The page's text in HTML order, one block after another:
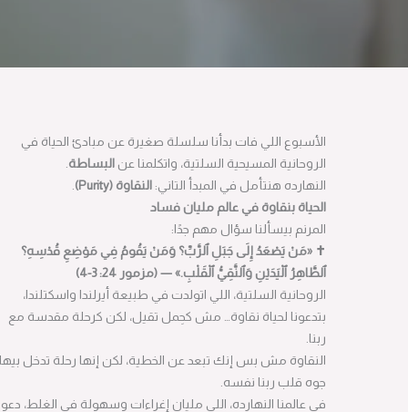
الأسبوع اللي فات بدأنا سلسلة صغيرة عن مبادئ الحياة في
الروحانية المسيحية السلتية، واتكلمنا عنالبساطة.
النهارده هنتأمل في المبدأ التاني:النقاوة (Purity)
.
الحياة بنقاوة في عالم مليان فساد
المرنم بيسألنا سؤال مهم جدًا:
«مَنْ يَصْعَدُ إِلَى جَبَلِ ٱلرَّبِّ؟ وَمَنْ يَقُومُ فِي مَوْضِعِ قُدْسِهِ؟
ٱلطَّاهِرُ ٱلْيَدَيْنِ وَٱلنَّقِيُّ ٱلْقَلْبِ.» — (مزمور 24: 3-4)
الروحانية السلتية، اللي اتولدت في طبيعة أيرلندا واسكتلندا،
بتدعونا لحياة نقاوة… مش كحِمل تقيل، لكن كرحلة مقدسة مع
النقاوة مش بس إنك تبعد عن الخطية، لكن إنها رحلة تدخل بيها
جوه قلب ربنا نفسه.
في عالمنا النهارده، اللي مليان إغراءات وسهولة في الغلط، دعوة